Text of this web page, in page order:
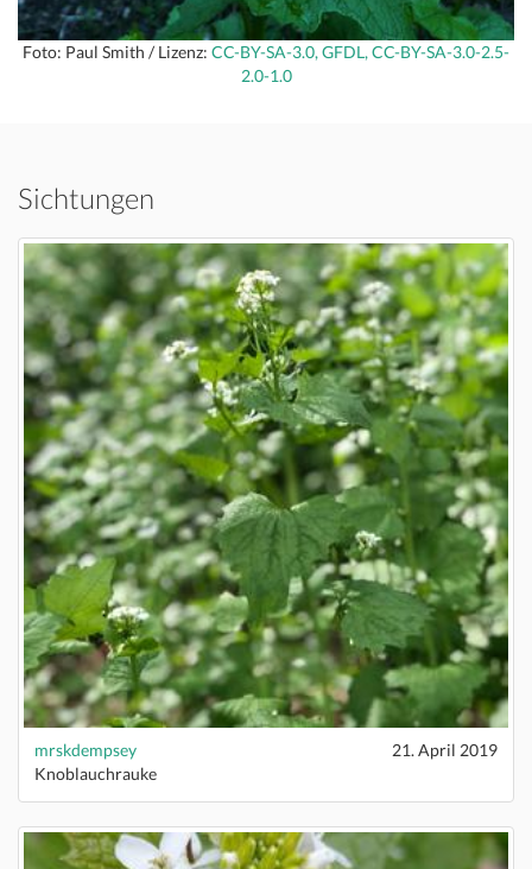
Foto: Paul Smith / Lizenz: CC-BY-SA-3.0, GFDL, CC-BY-SA-3.0-2.5-
2.0-1.0
Sichtungen
mrskdempsey
21. April 2019
Knoblauchrauke